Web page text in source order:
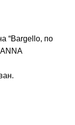
“Bargello, по